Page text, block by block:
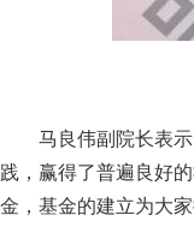
马良伟副院长表
践，赢得了普遍良好
金，基金的建立为大